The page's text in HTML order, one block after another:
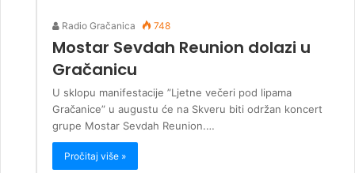
Radio Gračanica 748
Mostar Sevdah Reunion dolazi u
Gračanicu
U sklopu manifestacije ”Ljetne večeri pod lipama
Gračanice” u augustu će na Skveru biti održan koncert
grupe Mostar Sevdah Reunion.…
Pročitaj više »